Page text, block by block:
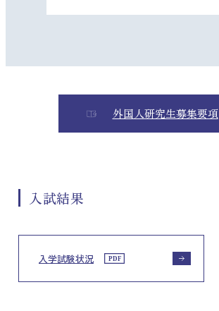
外国人研究生募集要項
入試結果
入学試験状況